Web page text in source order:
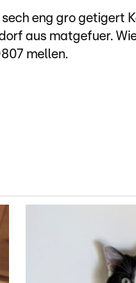
eng gro getigert
aus matgefuer.
mellen.